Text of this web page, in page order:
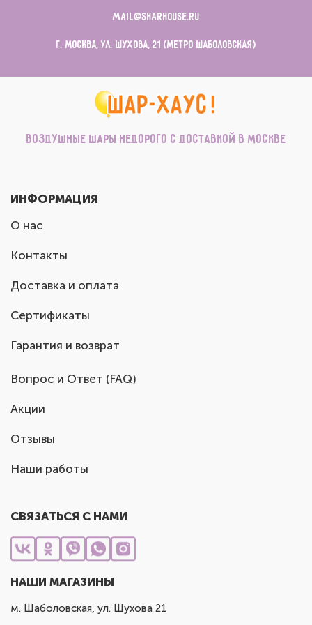
mail@sharhouse.ru
г. Москва, ул. Шухова, 21 (метро Шаболовская)
Воздушные шары недорого с доставкой в Москве
ИНФОРМАЦИЯ
О нас
Контакты
Доставка и оплата
Сертификаты
Гарантия и возврат
Вопрос и Ответ (FAQ)
Акции
Отзывы
Наши работы
СВЯЗАТЬСЯ С НАМИ
НАШИ МАГАЗИНЫ
м. Шаболовская, ул. Шухова 21